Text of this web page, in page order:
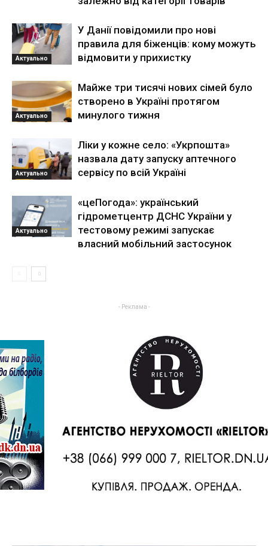
Актуально
У Данії повідомили про нові
правила для біженців: кому можуть
відмовити у прихистку
Актуально
Майже три тисячі нових сімей було
створено в Україні протягом
минулого тижня
Актуально
Ліки у кожне село: «Укрпошта»
назвала дату запуску аптечного
сервісу по всій Україні
Актуально
«цеПогода»: український
гідрометцентр ДСНС України у
тестовому режимі запускає
власний мобільний застосунок
- Реклама -